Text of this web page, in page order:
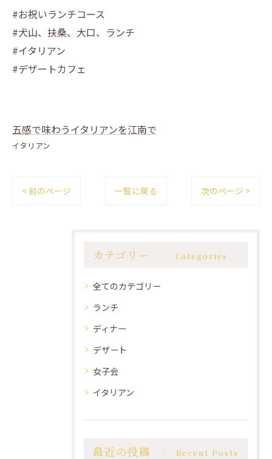
#お祝いランチコース
#犬山、扶桑、大口、ランチ
#イタリアン
#デザートカフェ
五感で味わうイタリアンを江南で
イタリアン
< 前のページ 一覧に戻る 次のページ >
カテゴリー Categories
全てのカテゴリー
ランチ
ディナー
デザート
女子会
イタリアン
最近の投稿 Recent Posts